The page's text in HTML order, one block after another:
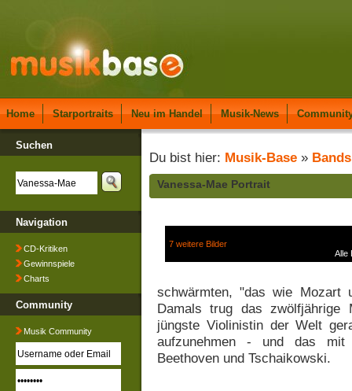
Home Starportraits Neu im Handel Musik-News
Suchen
Navigation
CD-Kritiken
Gewinnspiele
Charts
Community
Musik Community
Du bist hier: Musik-Base » Bands
Vanessa-Mae Portrait
7 weitere Bilder
Alle
schwärmten, "das wie Mozart
Damals trug das zwölfjährige
jüngste Violinistin der Welt
aufzunehmen - und das mit
Beethoven und Tschaikowski.